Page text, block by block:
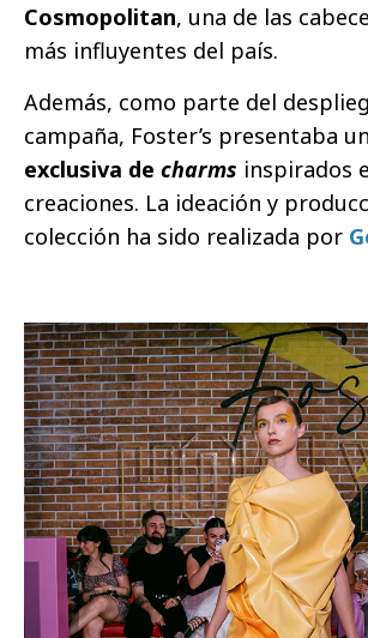
Cosmopolitan, una de las
más influyentes del país.
Además, como parte del
campaña, Foster’s presentaba
exclusiva de charms inspirados
creaciones. La ideación y
colección ha sido realizada por